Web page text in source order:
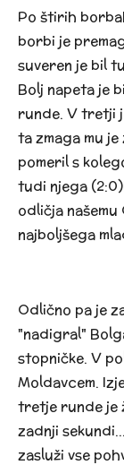
Po štirih
borbi je
suveren je bil
Bolj napeta je
runde. V tretji
ta zmaga mu
pomeril s
tudi njega
odličja
najboljšega
Odlično pa je
"nadigral"
stopničke. V
Moldavcem.
tretje runde je
zadnji
zasluži vse